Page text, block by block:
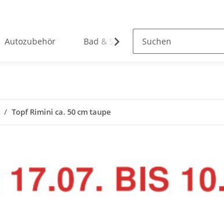
Autozubehör Bad & Sanitär
Topf Rimini ca. 50 cm taupe